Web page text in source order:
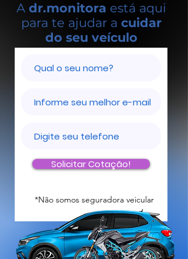
A dr.monitora está aqui
para te ajudar a cuidar
do seu veículo
Solicitar Cotação!
*Não somos seguradora veicular